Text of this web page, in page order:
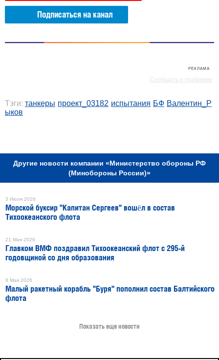
Подписаться на канал
РЕКЛАМА
Сообщить о проблеме
Тэги: танкеры проект_03182 испытания БФ Валентин_Р
ыков
Другие новости компании «Министерство обороны РФ
(Минобороны России)»
3 Июля 2026
Морской буксир "Капитан Сергеев" вошёл в состав
Тихоокеанского флота
21 Мая 2026
Главком ВМФ поздравил Тихоокеанский флот с 295-й
годовщиной со дня образования
8 Мая 2026
Малый ракетный корабль "Буря" пополнил состав Балтийского
флота
Показать еще новости